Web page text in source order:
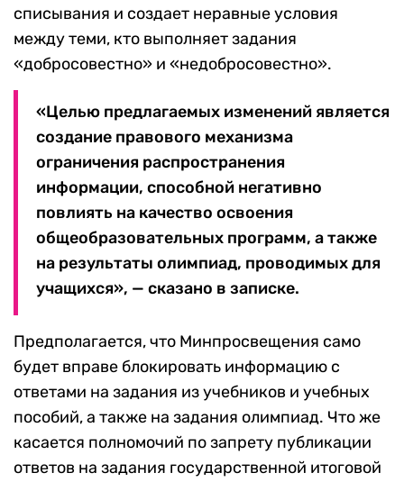
списывания и создает неравные условия
между теми, кто выполняет задания
«добросовестно» и «недобросовестно».
«Целью предлагаемых изменений является
создание правового механизма
ограничения распространения
информации, способной негативно
повлиять на качество освоения
общеобразовательных программ, а также
на результаты олимпиад, проводимых для
учащихся», — сказано в записке.
Предполагается, что Минпросвещения само
будет вправе блокировать информацию с
ответами на задания из учебников и учебных
пособий, а также на задания олимпиад. Что же
касается полномочий по запрету публикации
ответов на задания государственной итоговой